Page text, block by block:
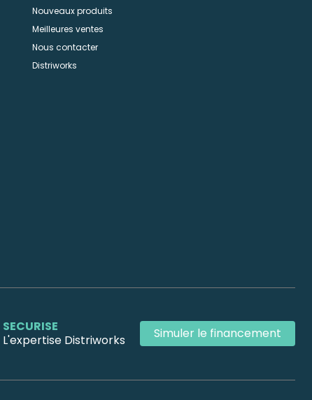
Nouveaux produits
Meilleures ventes
Nous contacter
Distriworks
SECURISE
L'expertise Distriworks
Simuler le financement